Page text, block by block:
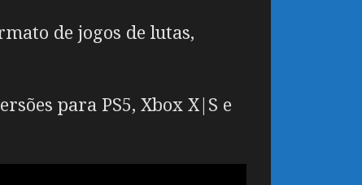
de jogos de lutas,
para PS5, Xbox X|S e